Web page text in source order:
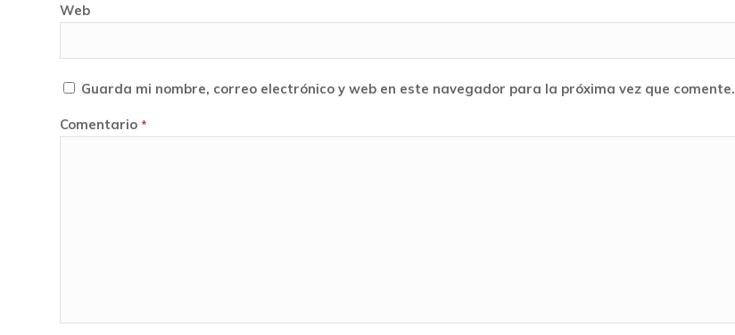
Web
Guarda mi nombre, correo electrónico y web en este navegador para la próxima vez que comente.
Comentario *